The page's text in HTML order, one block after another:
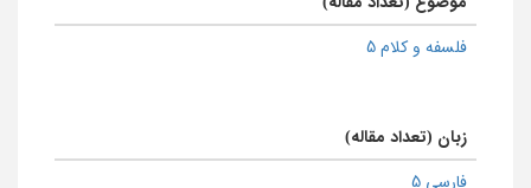
فلسفه و کلام 5
زبان (تعداد مقاله)
فارسی 5